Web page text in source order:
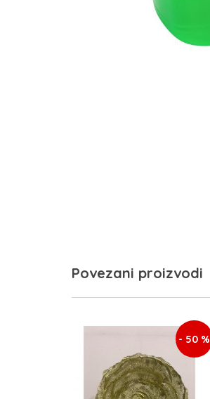
Povezani proizvodi
- 50 %